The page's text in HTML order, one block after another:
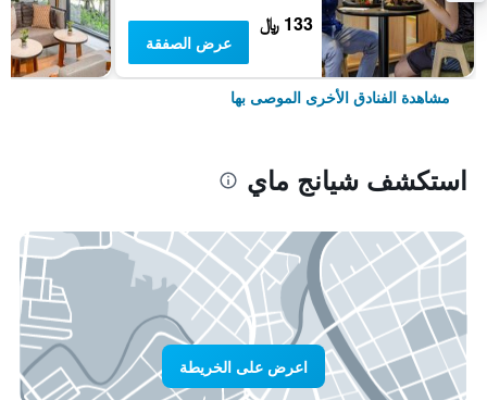
133 ﷼
عرض الصفقة
مشاهدة الفنادق الأخرى الموصى بها
استكشف شيانج ماي
اعرض على الخريطة